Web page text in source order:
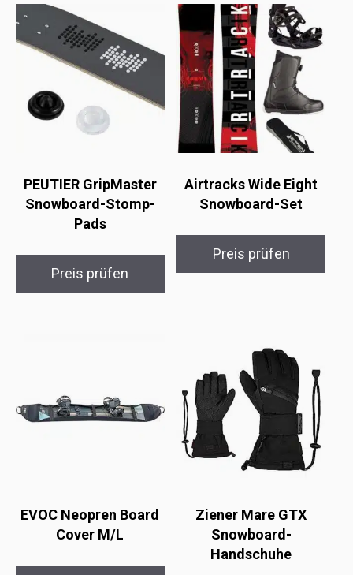
PEUTIER GripMaster
Snowboard-Stomp-
Pads
Preis prüfen
Airtracks Wide Eight
Snowboard-Set
Preis prüfen
EVOC Neopren Board
Cover M/L
Ziener Mare GTX
Snowboard-
Handschuhe